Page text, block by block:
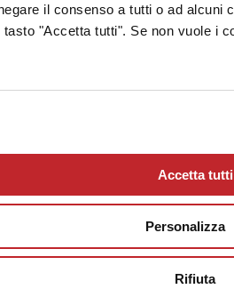
il consenso a tutti o ad alcuni
"Accetta tutti". Se non vuole i
Accetta tutti
Personalizza
Rifiuta
catalogo